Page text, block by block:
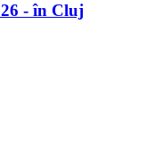
- în Cluj